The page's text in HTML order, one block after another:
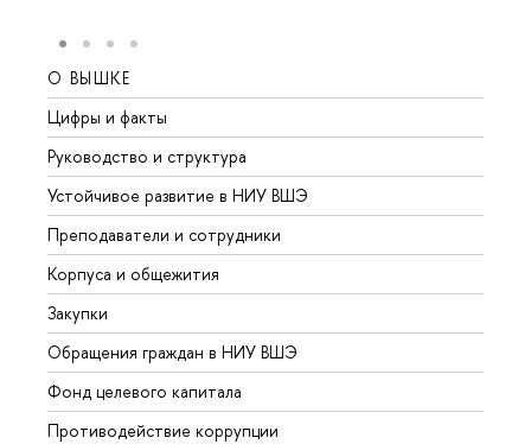
О ВЫШКЕ
Цифры и факты
Руководство и структура
Устойчивое развитие в НИУ ВШЭ
Преподаватели и сотрудники
Корпуса и общежития
Закупки
Обращения граждан в НИУ ВШЭ
Фонд целевого капитала
Противодействие коррупции